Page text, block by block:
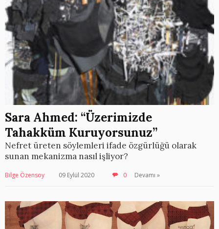
Sara Ahmed: “Üzerimizde
Tahakküm Kuruyorsunuz”
Nefret üreten söylemleri ifade özgürlüğü olarak
sunan mekanizma nasıl işliyor?
Bilge Özensoy 09 Eylül 2020 0 Devamı »